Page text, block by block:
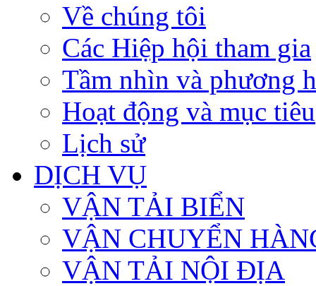
Về chúng tôi
Các Hiệp hội tham gia
Tầm nhìn và phương
Hoạt động và mục tiêu
Lịch sử
DỊCH VỤ
VẬN TẢI BIỂN
VẬN CHUYỂN
VẬN TẢI NỘI ĐỊA